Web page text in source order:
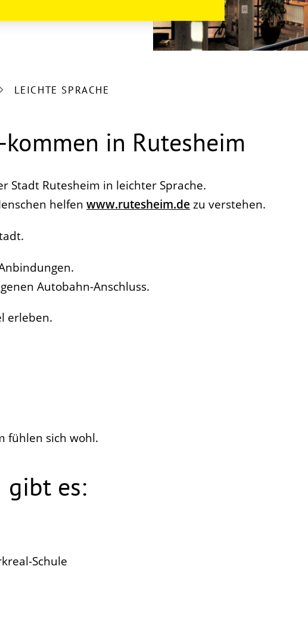
LEICHTE SPRACHE
in Rutesheim
Stadt Rutesheim in leichter Sprache.
helfen www.rutesheim.de zu verstehen.
Autobahn-Anschluss.
erleben.
fühlen sich wohl.
es:
Schule